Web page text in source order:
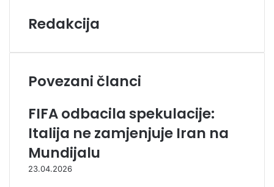
Redakcija
Povezani članci
FIFA odbacila spekulacije:
Italija ne zamjenjuje Iran na
Mundijalu
23.04.2026